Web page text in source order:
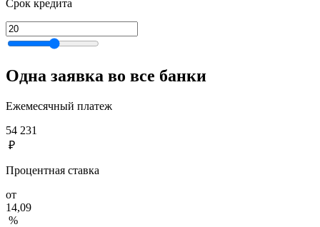
Срок кредита
Одна заявка во все банки
Ежемесячный платеж
54 231
₽
Процентная ставка
от
14,09
%